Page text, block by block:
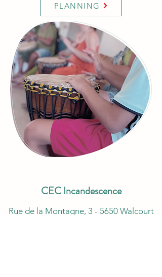
PLANNING
CEC Incandescence
Rue de la Montagne, 3 - 5650 Walcourt